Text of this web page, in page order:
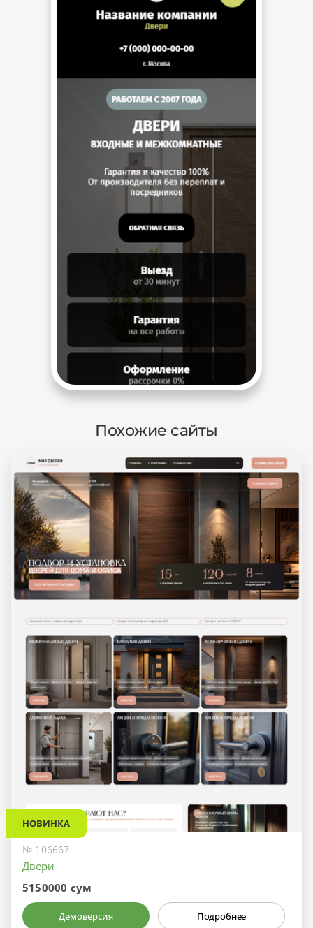
Похожие сайты
НОВИНКА
№ 106667
Двери
5150000 сум
Демоверсия Подробнее